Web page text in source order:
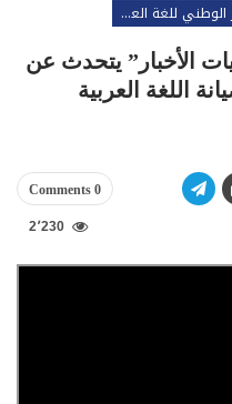
المؤتمر الوطني للغة العربية
الأخبار” يتحدث عن
اللغة العربية
0 Comments
2٬230